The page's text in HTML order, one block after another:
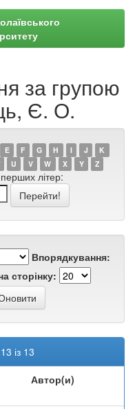
за групою
Є. О.
E F G H I J
K
U V W X Y Z
літер:
Впорядкування:
сторінку:
із 13
Автор(и)